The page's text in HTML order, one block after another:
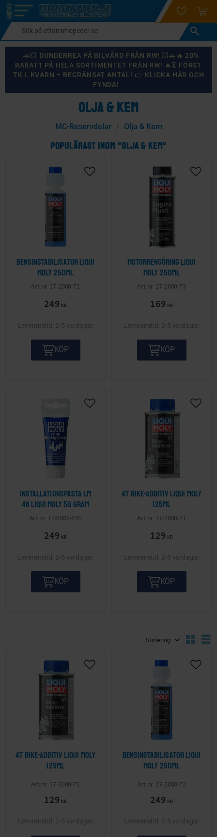
Meny
login
🚗💥 DUNDERREA PÅ BILVÅRD FRÅN RW! 💥🚗🔥 20%
RABATT PÅ HELA SORTIMENTET FRÅN RW! 🔥⏳ FÖRST
TILL KVARN – BEGRÄNSAT ANTAL! 👉 KLICKA HÄR OCH
FYNDA!
OLJA & KEM
MC-Reservdelar Olja & Kem
POPULÄRAST INOM "OLJA & KEM"
Bensinstabilisator LIQUI
MOLY 250ml
17-2000-72
249 KR
2-5 vardagar
KÖP
Motorrengöring LIQUI
MOLY 250ml
17-2000-73
169 KR
2-5 vardagar
KÖP
Installationspasta Lm
48 LIQUI MOLY 50 gram
17-2000-245
249 KR
2-5 vardagar
KÖP
4T Bike-Additiv LIQUI MOLY
125ml
17-2000-71
129 KR
2-5 vardagar
KÖP
4T Bike-Additiv LIQUI MOLY
125ml
17-2000-71
129 KR
Lägg till i önskelista
2-5 vardagar
Bensinstabilisator LIQUI
MOLY 250ml
17-2000-72
249 KR
Lägg
2-5 vardagar